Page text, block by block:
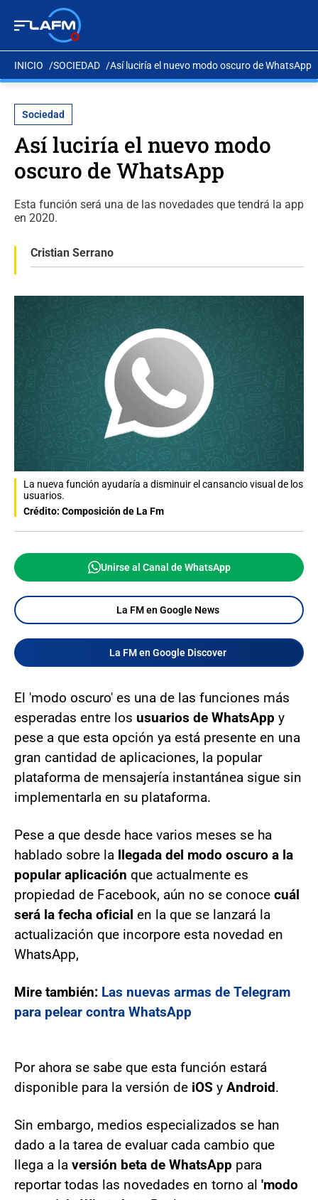
INICIO SOCIEDAD Así luciría el nuevo modo oscuro de WhatsApp
Sociedad
Así luciría el nuevo modo
oscuro de WhatsApp
Esta función será una de las novedades que tendrá la app
en 2020.
Cristian Serrano
La nueva función ayudaría a disminuir el cansancio visual de los
usuarios.
Crédito: Composición de La Fm
Unirse al Canal de WhatsApp
La FM en Google News
La FM en Google Discover
El 'modo oscuro' es una de las funciones más
esperadas entre los usuarios de WhatsApp y
pese a que esta opción ya está presente en una
gran cantidad de aplicaciones, la popular
plataforma de mensajería instantánea sigue sin
implementarla en su plataforma.
Pese a que desde hace varios meses se ha
hablado sobre la llegada del modo oscuro a la
popular aplicación que actualmente es
propiedad de Facebook, aún no se conoce cuál
será la fecha oficial en la que se lanzará la
actualización que incorpore esta novedad en
WhatsApp,
Mire también: Las nuevas armas de Telegram
para pelear contra WhatsApp
Por ahora se sabe que esta función estará
disponible para la versión de iOS y Android.
Sin embargo, medios especializados se han
dado a la tarea de evaluar cada cambio que
llega a la versión beta de WhatsApp para
reportar todas las novedades en torno al 'modo